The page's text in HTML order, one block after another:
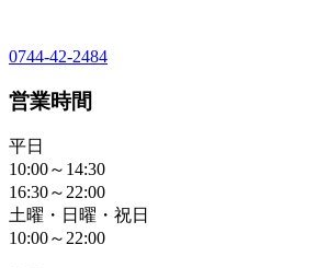
0744-42-2484
営業時間
平日
10:00～14:30
16:30～22:00
土曜・日曜・祝日
10:00～22:00